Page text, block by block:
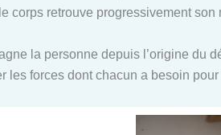
corps retrouve progressivement
la personne depuis l’origine du
les forces dont chacun a besoin